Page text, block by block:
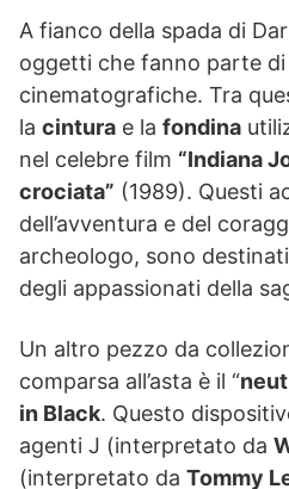
A fianco della spada di
oggetti che fanno parte
cinematografiche. Tra
la cintura e la fondina
nel celebre film “Indiana
crociata” (1989). Questi
dell’avventura e del
archeologo, sono
degli appassionati della
Un altro pezzo da
comparsa all’asta è il “
in Black. Questo
agenti J (interpretato da
(interpretato da Tommy